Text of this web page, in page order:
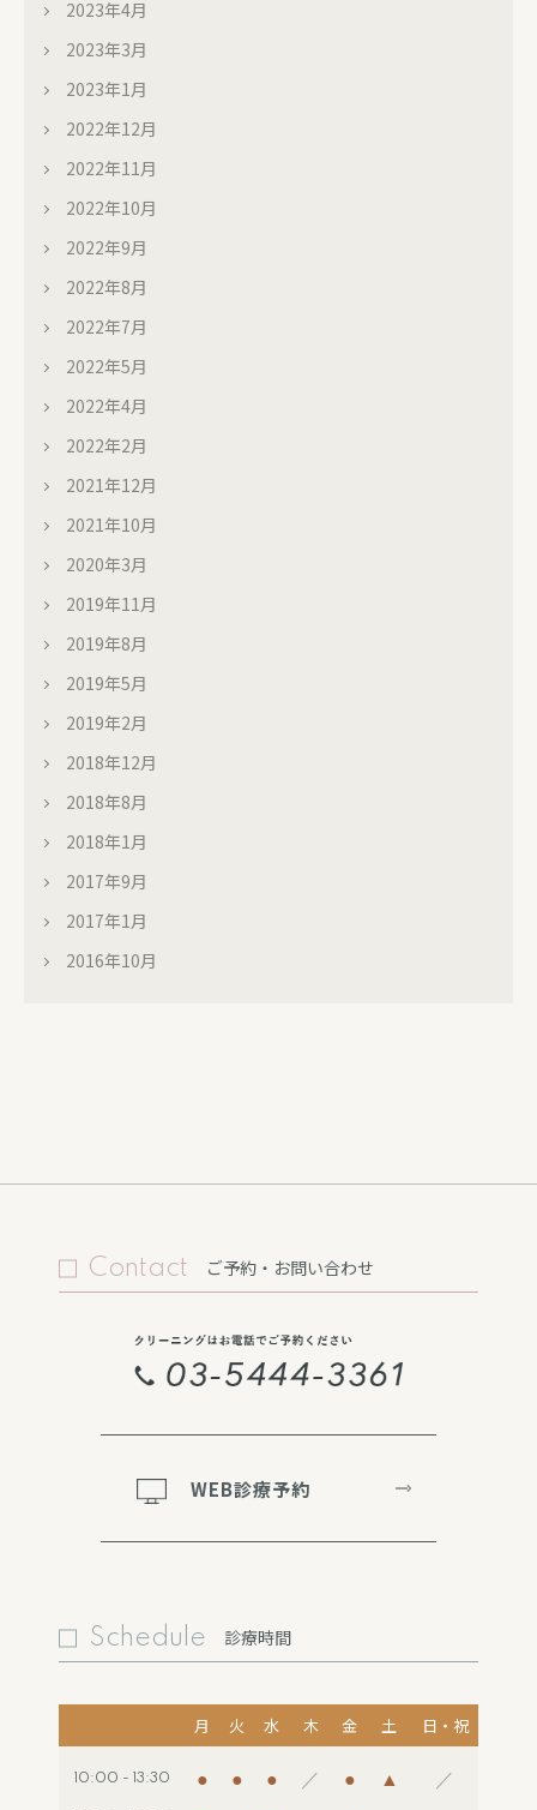
2023年4月
2023年3月
2023年1月
2022年12月
2022年11月
2022年10月
2022年9月
2022年8月
2022年7月
2022年5月
2022年4月
2022年2月
2021年12月
2021年10月
2020年3月
2019年11月
2019年8月
2019年5月
2019年2月
2018年12月
2018年8月
2018年1月
2017年9月
2017年1月
2016年10月
Contact ご予約・お問い合わせ
WEB診療予約
Schedule 診療時間
月 火 水 木 金 土 日・祝
10:00 - 13:30 ● ● ● ／ ● ▲ ／